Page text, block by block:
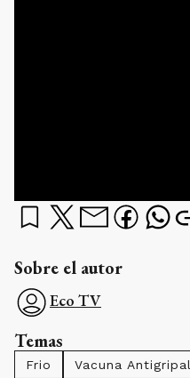
Sobre el autor
Eco TV
Temas
Frio Vacuna Antigripal